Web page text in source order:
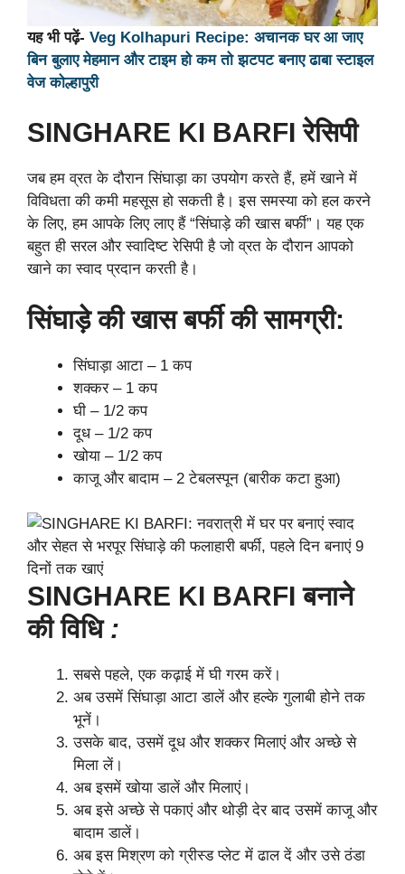
यह भी पढ़ें- Veg Kolhapuri Recipe: अचानक घर आ जाए
बिन बुलाए मेहमान और टाइम हो कम तो झटपट बनाए ढाबा स्टाइल
वेज कोल्हापुरी
SINGHARE KI BARFI रेसिपी
जब हम व्रत के दौरान सिंघाड़ा का उपयोग करते हैं, हमें खाने में
विविधता की कमी महसूस हो सकती है। इस समस्या को हल करने
के लिए, हम आपके लिए लाए हैं “सिंघाड़े की खास बर्फी”। यह एक
बहुत ही सरल और स्वादिष्ट रेसिपी है जो व्रत के दौरान आपको
खाने का स्वाद प्रदान करती है।
सिंघाड़े की खास बर्फी की सामग्री:
सिंघाड़ा आटा – 1 कप
शक्कर – 1 कप
घी – 1/2 कप
दूध – 1/2 कप
खोया – 1/2 कप
काजू और बादाम – 2 टेबलस्पून (बारीक कटा हुआ)
SINGHARE KI BARFI बनाने
की विधि :
सबसे पहले, एक कढ़ाई में घी गरम करें।
अब उसमें सिंघाड़ा आटा डालें और हल्के गुलाबी होने तक
भूनें।
उसके बाद, उसमें दूध और शक्कर मिलाएं और अच्छे से
मिला लें।
अब इसमें खोया डालें और मिलाएं।
अब इसे अच्छे से पकाएं और थोड़ी देर बाद उसमें काजू और
बादाम डालें।
अब इस मिश्रण को ग्रीस्ड प्लेट में ढाल दें और उसे ठंडा